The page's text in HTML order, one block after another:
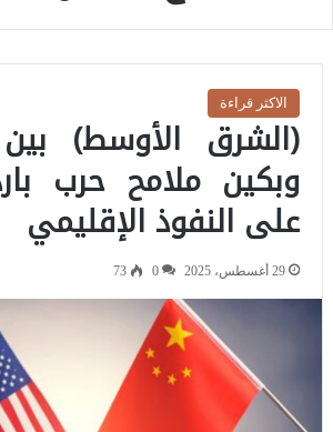
الاكثر قراءة
(الشرق الأوسط)
وبكين ملامح حرب
على النفوذ الإقليمي
29 أغسطس، 2025 0
73